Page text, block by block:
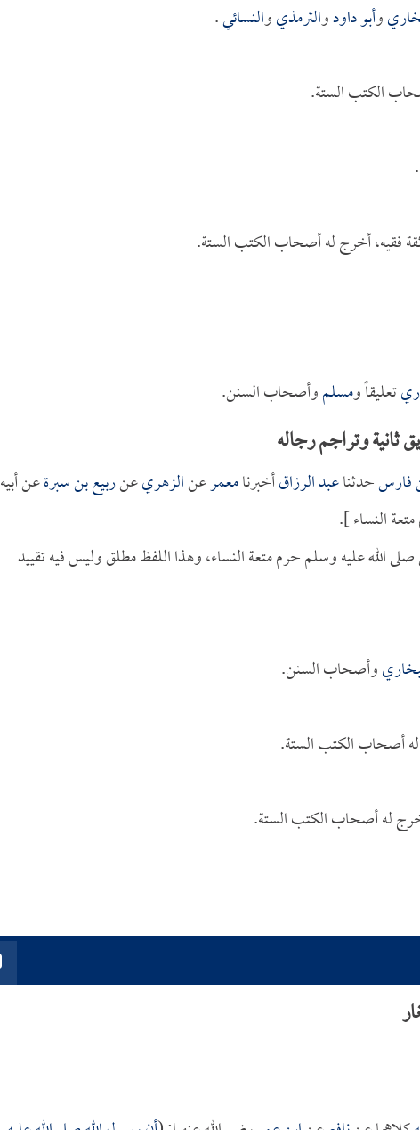
وأبو داودوالترمذيوالنسائي.
الكتب الستة.
فقيه، أخرج له أصحاب الكتب الستة.
تعليقاً ومسلموأصحاب السنن.
وتراجم رجاله
فارسحدثناعبد الرزاقأخبرنامعمرعنالزهريعنربيع بن سبرةعن أبيه
النساء ].
صلى الله عليه وسلم حرم متعة النساء، وهذا اللفظ مطلق وليس فيه تقييد
وأصحاب السنن.
أصحاب الكتب الستة.
أخرج له أصحاب الكتب الستة.